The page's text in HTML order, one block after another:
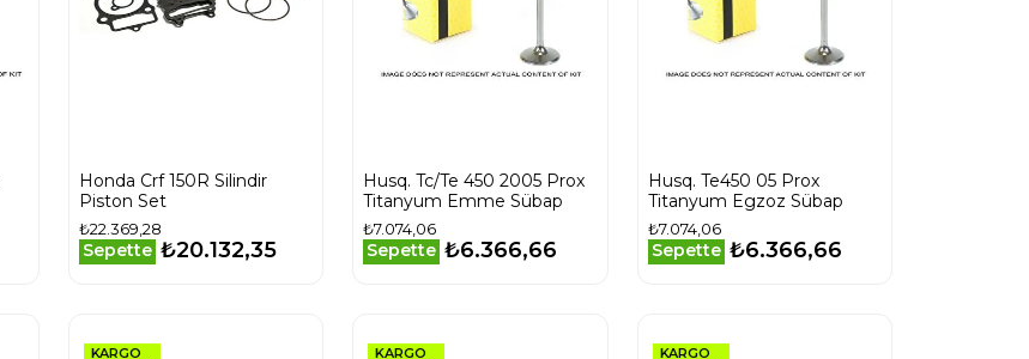
Honda Crf 150R Silindir
Piston Set
₺22.369,28
Sepette ₺20.132,35
Husq. Tc/Te 450 2005 Prox
Titanyum Emme Sübap
₺7.074,06
Sepette ₺6.366,66
Husq. Te450 05 Prox
Titanyum Egzoz Sübap
₺7.074,06
Sepette ₺6.366,66
KARGO KARGO KARGO